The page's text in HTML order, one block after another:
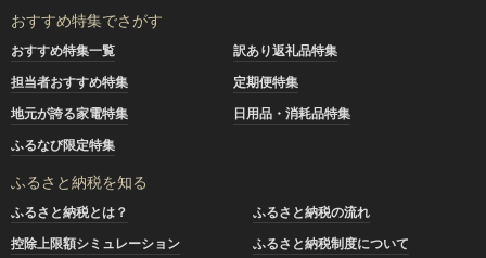
おすすめ特集でさがす
おすすめ特集一覧
訳あり返礼品特集
担当者おすすめ特集
定期便特集
地元が誇る家電特集
日用品・消耗品特集
ふるなび限定特集
ふるさと納税を知る
ふるさと納税とは？
ふるさと納税の流れ
控除上限額シミュレーション
ふるさと納税制度について